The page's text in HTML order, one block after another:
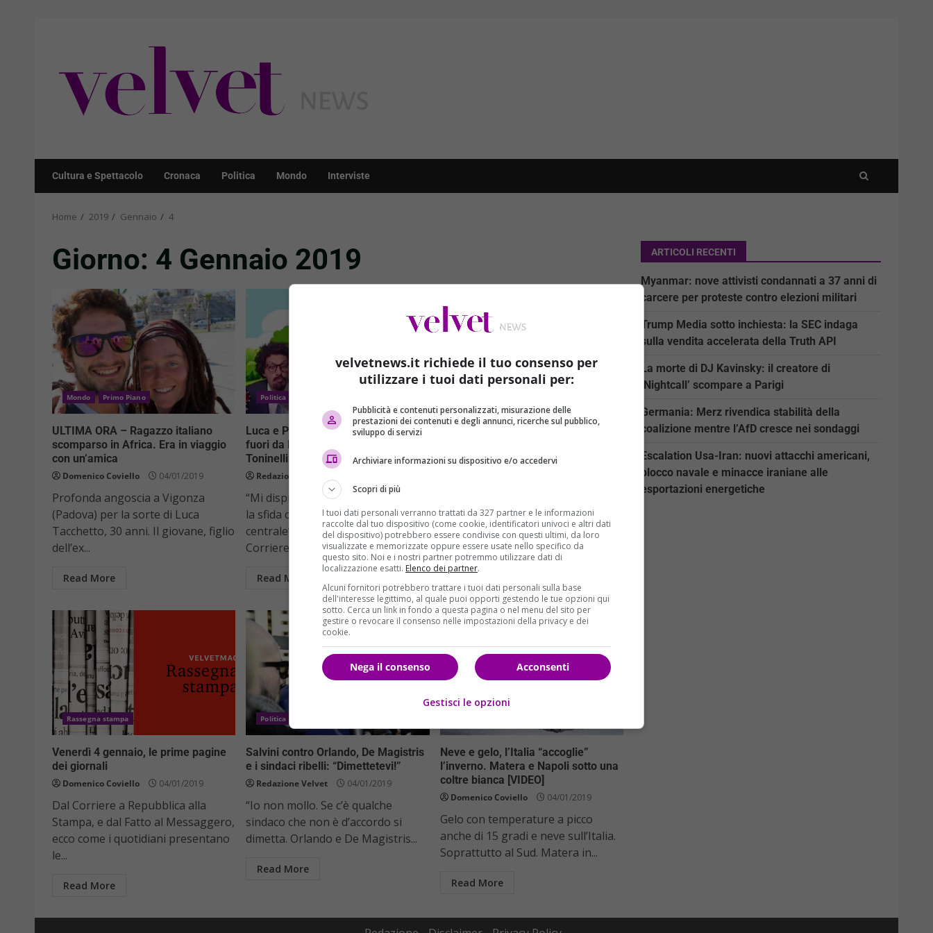
Cultura e Spettacolo Cronaca Politica Mondo Interviste
Home 2019 Gennaio 4
Giorno: 4 Gennaio 2019
Mondo Primo Piano
ULTIMA ORA – Ragazzo italiano
scomparso in Africa. Era in viaggio
con un’amica
Domenico Coviello 04/01/2019
Profonda angoscia a Vigonza
(Padova) per la sorte di Luca
Tacchetto, 30 anni. Il giovane, figlio
dell’ex...
Read More
Politica
Luca e Paolo su Rai Due? “Buttati
fuori da Freccero per la satira su
Toninelli”
Redazione Velvet
“Mi dispiace per Luca e Paolo, ma
la sfida dell’informazione è
centrale”. Così, in un’intervista al
Corriere...
Read More
Boldrini attaccano il calcio
Laura Boldrini uniti da un duro
attacco al calcio che va a...
Read More
Rassegna stampa
Venerdì 4 gennaio, le prime pagine
dei giornali
Domenico Coviello 04/01/2019
Dal Corriere a Repubblica alla
Stampa, e dal Fatto al Messaggero,
ecco come i quotidiani presentano
le...
Read More
Politica
Salvini contro Orlando, De Magistris
e i sindaci ribelli: “Dimettetevi!”
Redazione Velvet 04/01/2019
“Io non mollo. Se c’è qualche
sindaco che non è d’accordo si
dimetta. Orlando e De Magistris...
Read More
Neve e gelo, l’Italia “accoglie”
l’inverno. Matera e Napoli sotto una
coltre bianca [VIDEO]
Domenico Coviello 04/01/2019
Gelo con temperature a picco
anche di 15 gradi e neve sull’Italia.
Soprattutto al Sud. Matera in...
Read More
ARTICOLI RECENTI
Myanmar: nove attivisti condannati a 37 anni di
carcere per proteste contro elezioni militari
Trump Media sotto inchiesta: la SEC indaga
sulla vendita accelerata della Truth API
La morte di DJ Kavinsky: il creatore di
‘Nightcall’ scompare a Parigi
Germania: Merz rivendica stabilità della
coalizione mentre l’AfD cresce nei sondaggi
Escalation Usa-Iran: nuovi attacchi americani,
blocco navale e minacce iraniane alle
esportazioni energetiche
velvetnews.it richiede il tuo consenso per
utilizzare i tuoi dati personali per:
Pubblicità e contenuti personalizzati, misurazione delle
prestazioni dei contenuti e degli annunci, ricerche sul pubblico,
sviluppo di servizi
Archiviare informazioni su dispositivo e/o accedervi
Scopri di più
I tuoi dati personali verranno trattati da 327 partner e le informazioni
raccolte dal tuo dispositivo (come cookie, identificatori univoci e altri dati
del dispositivo) potrebbero essere condivise con questi ultimi, da loro
visualizzate e memorizzate oppure essere usate nello specifico da
questo sito. Noi e i nostri partner potremmo utilizzare dati di
localizzazione esatti. Elenco dei partner.
Alcuni fornitori potrebbero trattare i tuoi dati personali sulla base
dell'interesse legittimo, al quale puoi opporti gestendo le tue opzioni qui
sotto. Cerca un link in fondo a questa pagina o nel menu del sito per
gestire o revocare il consenso nelle impostazioni della privacy e dei
cookie.
Acconsenti
Nega il consenso
Gestisci le opzioni